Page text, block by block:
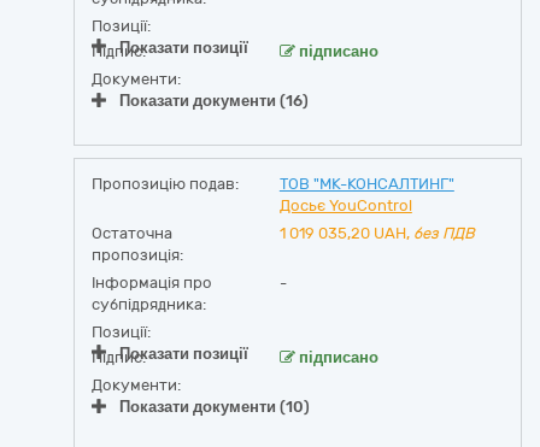
Позиції:
Показати позиції
Підпис:
підписано
Документи:
Показати документи (16)
Пропозицію подав:
ТОВ "МК-КОНСАЛТИНГ"
Досьє YouControl
Остаточна
пропозиція:
1 019 035,20 UAH, без ПДВ
Інформація про
субпідрядника:
-
Позиції:
Показати позиції
Підпис:
підписано
Документи:
Показати документи (10)